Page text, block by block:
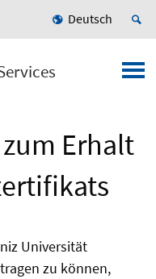
Deutsch
Erhalt
Universität
zu können,